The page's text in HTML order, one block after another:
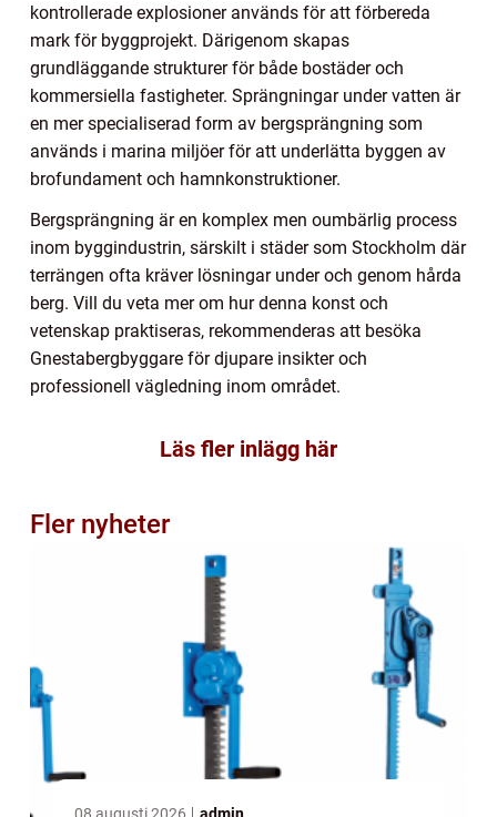
kontrollerade explosioner används för att förbereda
mark för byggprojekt. Därigenom skapas
grundläggande strukturer för både bostäder och
kommersiella fastigheter. Sprängningar under vatten är
en mer specialiserad form av bergsprängning som
används i marina miljöer för att underlätta byggen av
brofundament och hamnkonstruktioner.
Bergsprängning är en komplex men oumbärlig process
inom byggindustrin, särskilt i städer som Stockholm där
terrängen ofta kräver lösningar under och genom hårda
berg. Vill du veta mer om hur denna konst och
vetenskap praktiseras, rekommenderas att besöka
Gnestabergbyggare för djupare insikter och
professionell vägledning inom området.
Läs fler inlägg här
Fler nyheter